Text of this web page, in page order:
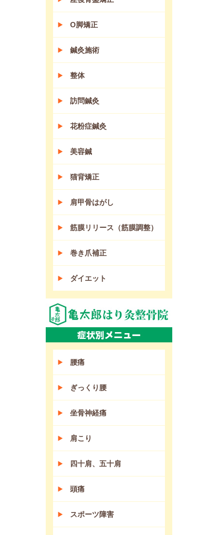
O脚矯正
鍼灸施術
整体
訪問鍼灸
花粉症鍼灸
美容鍼
猫背矯正
肩甲骨はがし
筋膜リリース（筋膜調整）
巻き爪補正
ダイエット
腰痛
ぎっくり腰
坐骨神経痛
肩こり
四十肩、五十肩
頭痛
スポーツ障害